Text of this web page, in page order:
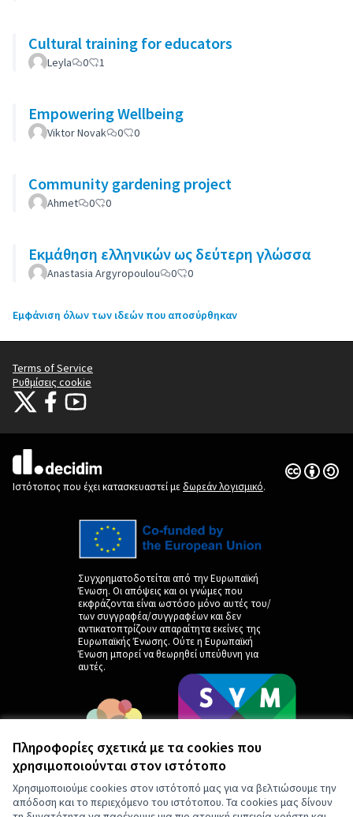
Πληροφορίες σχετικά με τα cookies που
χρησιμοποιούνται στον ιστότοπο
Χρησιμοποιούμε cookies στον ιστότοπό μας για να βελτιώσουμε την
απόδοση και το περιεχόμενο του ιστότοπου. Τα cookies μας δίνουν
Cultural training for educators
Leyla 0 1
Empowering Wellbeing
Viktor Novak 0 0
Community gardening project
Ahmet 0 0
Εκμάθηση ελληνικών ως δεύτερη γλώσσα
Anastasia Argyropoulou 0 0
Εμφάνιση όλων των ιδεών που αποσύρθηκαν
Terms of Service
Ρυθμίσεις cookie
Citizens Participation Portal at X
Ο οργανισμός Citizens Participation Portal στο Facebook
Ο οργανισμός Citizens Participation Portal στο YouTube
(Εξωτερική σύνδεση)
Ιστότοπος που έχει κατασκευαστεί με δωρεάν λογισμικό.
Άδεια
(Εξωτερική
Συγχρηματοδοτείται από την Ευρωπαϊκή
Ένωση. Οι απόψεις και οι γνώμες που
εκφράζονται είναι ωστόσο μόνο αυτές του/
των συγγραφέα/συγγραφέων και δεν
αντικατοπτρίζουν απαραίτητα εκείνες της
Ευρωπαϊκής Ένωσης. Ούτε η Ευρωπαϊκή
Ένωση μπορεί να θεωρηθεί υπεύθυνη για
αυτές.